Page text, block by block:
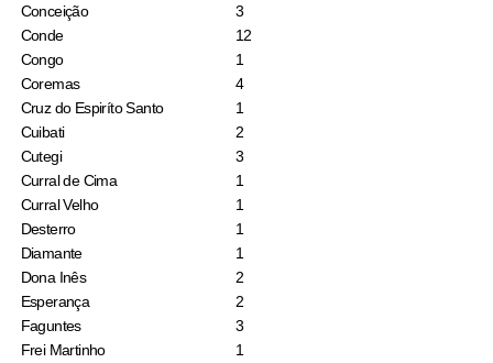
Conceição
3
Conde
12
Congo
1
Coremas
4
Cruz do Espiríto Santo
1
Cuibati
2
Cutegi
3
Curral de Cima
1
Curral Velho
1
Desterro
1
Diamante
1
Dona Inês
2
Esperança
2
Faguntes
3
Frei Martinho
1